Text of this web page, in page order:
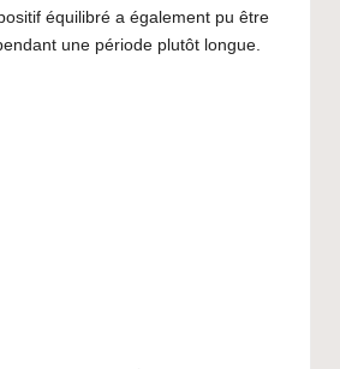
équilibré a également pu être
une période plutôt longue.